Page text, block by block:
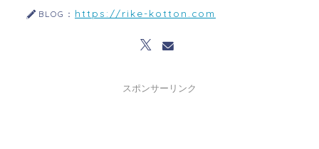
BLOG： https://rike-kotton.com
スポンサーリンク